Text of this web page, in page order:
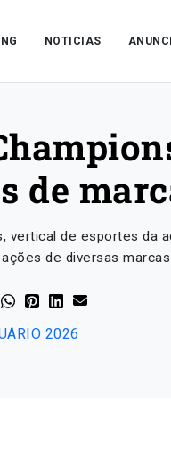
NOTICIAS
de
de esportes da
de diversas marcas